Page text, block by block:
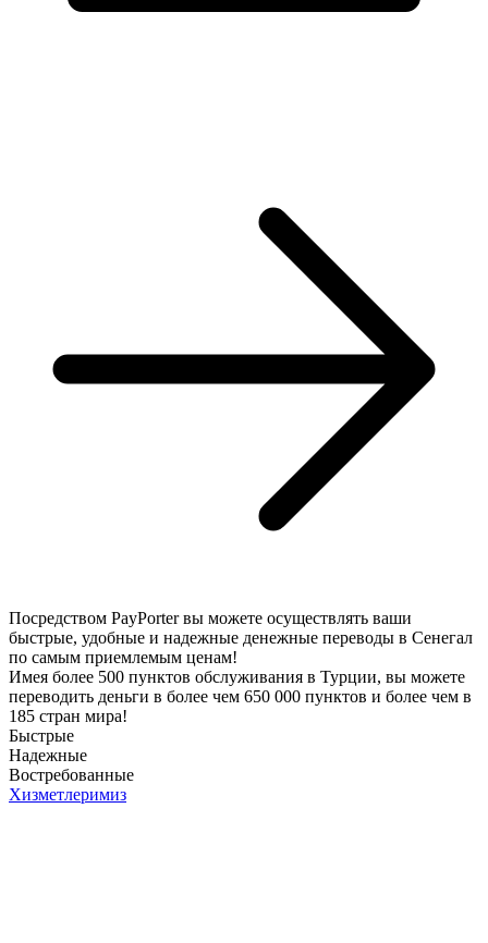
Посредством PayPorter вы можете осуществлять ваши
быстрые, удобные и надежные денежные переводы в Сенегал
по самым приемлемым ценам!
Имея более 500 пунктов обслуживания в Турции, вы можете
переводить деньги в более чем 650 000 пунктов и более чем в
185 стран мира!
Быстрые
Надежные
Востребованные
Хизметлеримиз